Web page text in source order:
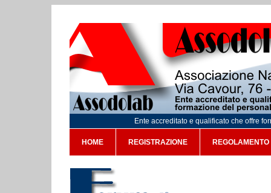
Ente accreditato e qualificato che offre
HOME REGISTRAZIONE REGOLAMENTO